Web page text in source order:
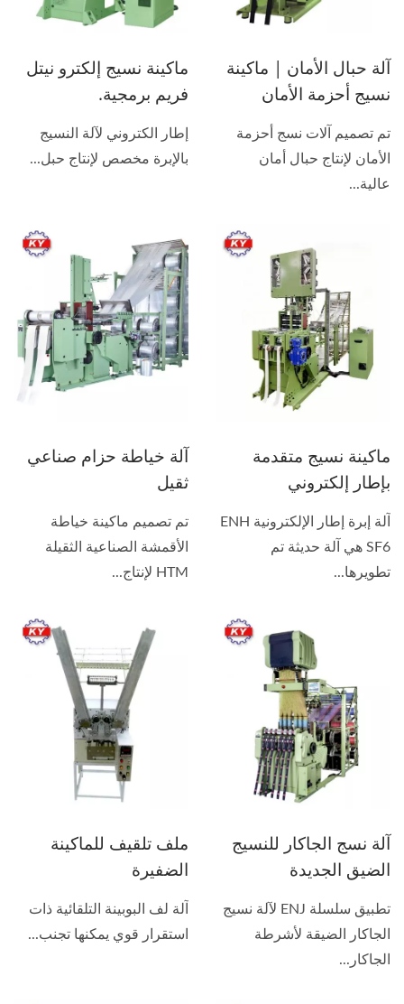
آلة حبال الأمان | ماكينة
نسيج أحزمة الأمان
تم تصميم آلات نسج أحزمة
الأمان لإنتاج حبال أمان
عالية...
ماكينة نسيج إلكترو نيتل
فريم برمجية.
إطار الكتروني لآلة النسيج
بالإبرة مخصص لإنتاج حبل...
ماكينة نسيج متقدمة
بإطار إلكتروني
آلة إبرة إطار الإلكترونية ENH
SF6 هي آلة حديثة تم
تطويرها...
آلة خياطة حزام صناعي
ثقيل
تم تصميم ماكينة خياطة
الأقمشة الصناعية الثقيلة
HTM لإنتاج...
آلة نسج الجاكار للنسيج
الضيق الجديدة
تطبيق سلسلة ENJ لآلة نسيج
الجاكار الضيقة لأشرطة
الجاكار...
ملف تلقيف للماكينة
الضفيرة
آلة لف البوبينة التلقائية ذات
استقرار قوي يمكنها تجنب...